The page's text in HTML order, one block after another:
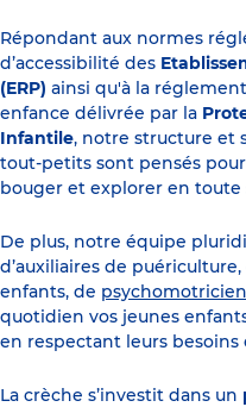
Répondant aux normes
d’accessibilité des
(ERP) ainsi qu'à la
enfance délivrée par la
Infantile, notre structure et
tout-petits sont pensés
bouger et explorer en toute
De plus, notre équipe
d’auxiliaires de
enfants, de
quotidien vos jeunes
en respectant leurs besoins
La crèche s’investit dans un